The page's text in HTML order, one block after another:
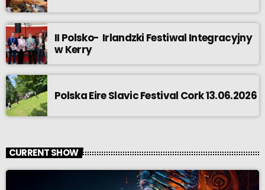
II Polsko- Irlandzki Festiwal Integracyjny
w Kerry
Polska Eire Slavic Festival Cork 13.06.2026
CURRENT SHOW